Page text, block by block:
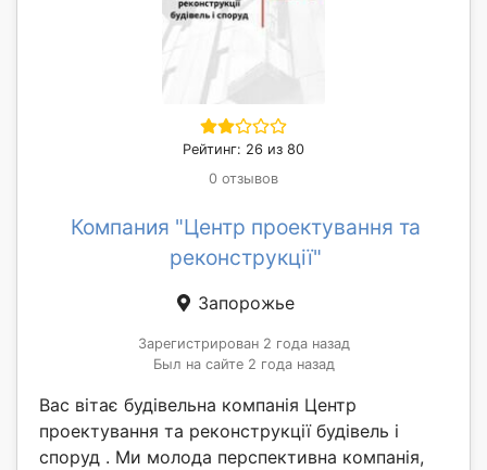
Рейтинг: 26 из 80
0 отзывов
Компания "Центр проектування та
реконструкції"
Запорожье
Зарегистрирован 2 года назад
Был на сайте 2 года назад
Вас вітає будівельна компанія Центр
проектування та реконструкції будівель і
споруд . Ми молода перспективна компанія,